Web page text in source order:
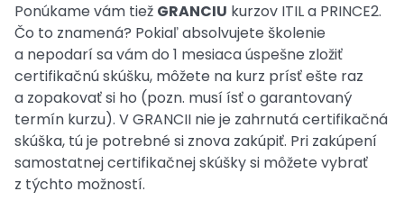
Ponúkame vám tiež GRANCIU kurzov ITIL a PRINCE2.
Čo to znamená? Pokiaľ absolvujete školenie
a nepodarí sa vám do 1 mesiaca úspešne zložiť
certifikačnú skúšku, môžete na kurz prísť ešte raz
a zopakovať si ho (pozn. musí ísť o garantovaný
termín kurzu). V GRANCII nie je zahrnutá certifikačná
skúška, tú je potrebné si znova zakúpiť. Pri zakúpení
samostatnej certifikačnej skúšky si môžete vybrať
z týchto možností.